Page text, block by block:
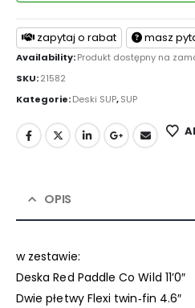
zapytaj o rabat masz
Availability:Produkt dostępny na
SKU:21582
Kategorie:Deski SUP,SUP
OPIS
w zestawie:
Deska Red Paddle Co Wild 11’0″
Dwie płetwy Flexi twin‑fin 4.6″